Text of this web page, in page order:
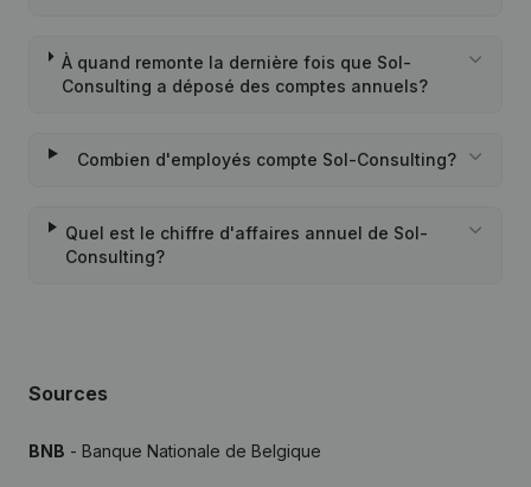
À quand remonte la dernière fois que Sol-
Consulting a déposé des comptes annuels?
Combien d'employés compte Sol-Consulting?
Quel est le chiffre d'affaires annuel de Sol-
Consulting?
Sources
BNB - Banque Nationale de Belgique